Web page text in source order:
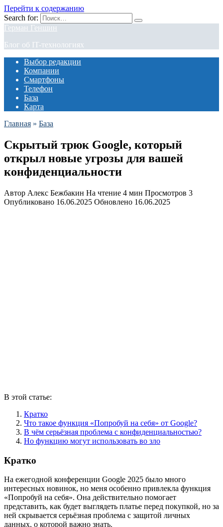
Перейти к содержанию
Search for:
Герман Геншин
Блог об IT-технологиях
Выбор редакции
Компании
Смартфоны
Телефон
База
Карта
Главная » База
Скрытый трюк Google, который
открыл новые угрозы для вашей
конфиденциальности
Автор Алекс Бежбакин На чтение 4 мин Просмотров 3
Опубликовано 16.06.2025 Обновлено 16.06.2025
В этой статье:
Кратко
Что такое функция «Попробуй на себя» от Google?
В чём серьёзная проблема с конфиденциальностью?
Но функцию могут использовать во зло
Кратко
На ежегодной конференции Google 2025 было много
интересных новинок, но меня особенно привлекла функция
«Попробуй на себя». Она действительно помогает
представить, как будет выглядеть платье перед покупкой, но за
ней скрывается серьёзная проблема с защитой личных
данных, о которой важно знать.